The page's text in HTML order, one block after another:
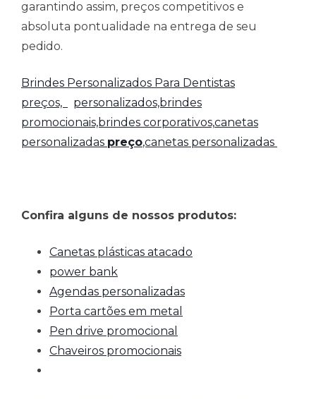
garantindo assim, preços competitivos e
absoluta pontualidade na entrega de seu
pedido.
Brindes Personalizados Para Dentistas
preços,
personalizados,brindes
promocionais,brindes corporativos,canetas
personalizadas preço,canetas personalizadas
Confira alguns de nossos produtos:
Canetas plásticas atacado
power bank
Agendas personalizadas
Porta cartões em metal
Pen drive promocional
Chaveiros promocionais